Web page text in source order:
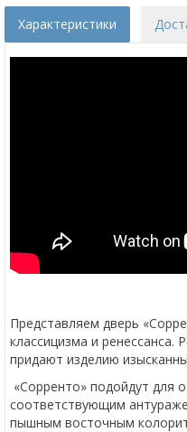
Характеристики
Представляем дверь
классицизма и ренессанса.
придают изделию
«Сорренто» подойдут для
соответствующим
пышным восточным